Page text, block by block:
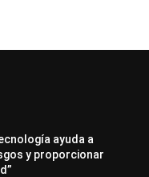
ayuda a
y proporcionar